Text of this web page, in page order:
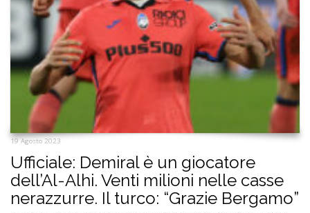
19 Agosto 2023
Ufficiale: Demiral è un giocatore
dell’Al-Alhi. Venti milioni nelle casse
nerazzurre. Il turco: “Grazie Bergamo”